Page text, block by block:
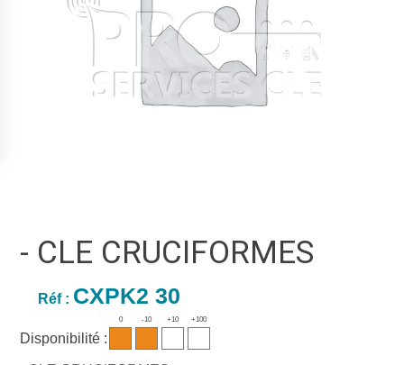
- CLE CRUCIFORMES
Réf : CXPK2 30
Disponibilité :
0 -10 +10 +100